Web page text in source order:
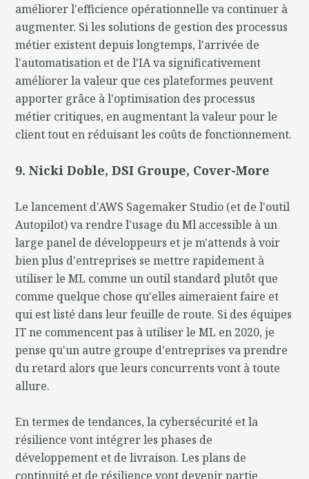
améliorer l'efficience opérationnelle va continuer à
augmenter. Si les solutions de gestion des processus
métier existent depuis longtemps, l'arrivée de
l'automatisation et de l'IA va significativement
améliorer la valeur que ces plateformes peuvent
apporter grâce à l'optimisation des processus
métier critiques, en augmentant la valeur pour le
client tout en réduisant les coûts de fonctionnement.
9. Nicki Doble, DSI Groupe, Cover-More
Le lancement d'AWS Sagemaker Studio (et de l'outil
Autopilot) va rendre l'usage du Ml accessible à un
large panel de développeurs et je m'attends à voir
bien plus d'entreprises se mettre rapidement à
utiliser le ML comme un outil standard plutôt que
comme quelque chose qu'elles aimeraient faire et
qui est listé dans leur feuille de route. Si des équipes
IT ne commencent pas à utiliser le ML en 2020, je
pense qu'un autre groupe d'entreprises va prendre
du retard alors que leurs concurrents vont à toute
allure.
En termes de tendances, la cybersécurité et la
résilience vont intégrer les phases de
développement et de livraison. Les plans de
continuité et de résilience vont devenir partie